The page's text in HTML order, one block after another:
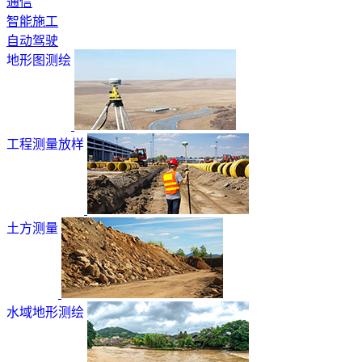
智能施工
自动驾驶
地形图测绘
工程测量放样
土方测量
水域地形测绘